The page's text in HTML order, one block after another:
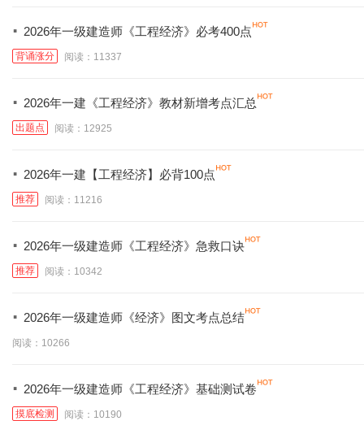
· 2026年一级建造师《工程经济》必考400点
背诵涨分 阅读：11337
· 2026年一建《工程经济》教材新增考点汇总
出题点 阅读：12925
· 2026年一建【工程经济】必背100点
推荐 阅读：11216
· 2026年一级建造师《工程经济》急救口诀
推荐 阅读：10342
· 2026年一级建造师《经济》图文考点总结
阅读：10266
· 2026年一级建造师《工程经济》基础测试卷
摸底检测 阅读：10190